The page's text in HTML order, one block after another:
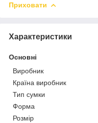
Приховати
Характеристики
Основні
Виробник
Країна виробник
Тип сумки
Форма
Розмір